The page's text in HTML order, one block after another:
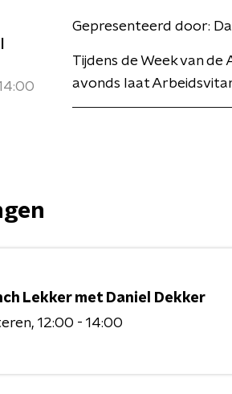
Gepresenteerd door:
Tijdens de Week van
avonds laat
Lekker met Daniel Dekker
12:00 - 14:00